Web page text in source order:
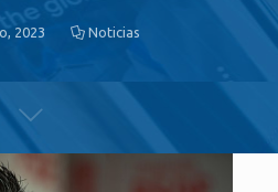
2023 Noticias